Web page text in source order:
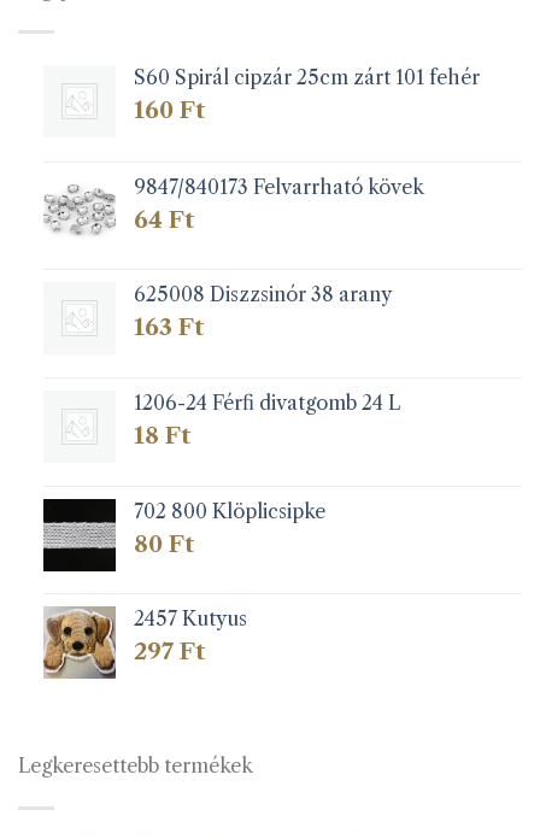
S60 Spirál cipzár 25cm zárt 101 fehér
160 Ft
9847/840173 Felvarrható kövek
64 Ft
625008 Diszzsinór 38 arany
163 Ft
1206-24 Férfi divatgomb 24 L
18 Ft
702 800 Klöplicsipke
80 Ft
2457 Kutyus
297 Ft
Legkeresettebb termékek